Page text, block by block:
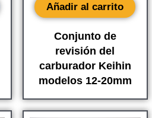
Conjunto de
revisión del
carburador Keihin
modelos 12-20mm
Añadir al carrito